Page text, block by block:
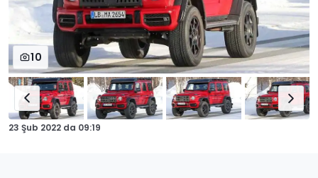
10
23 Şub 2022 da 09:19